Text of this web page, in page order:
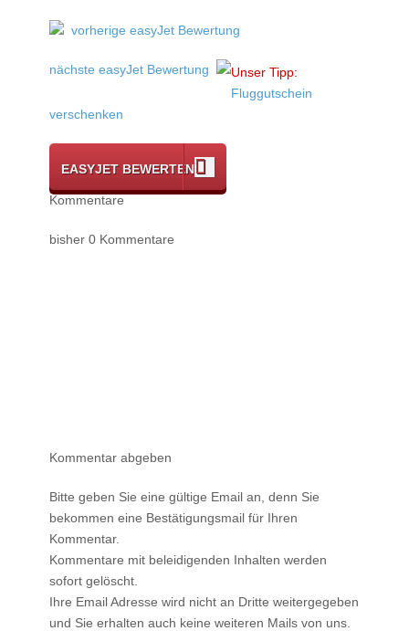
vorherige easyJet Bewertung
nächste easyJet Bewertung
Unser Tipp:
Fluggutschein
verschenken
EASYJET BEWERTEN
Kommentare
bisher 0 Kommentare
Kommentar abgeben
Bitte geben Sie eine gültige Email an, denn Sie
bekommen eine Bestätigungsmail für Ihren
Kommentar.
Kommentare mit beleidigenden Inhalten werden
sofort gelöscht.
Ihre Email Adresse wird nicht an Dritte weitergegeben
und Sie erhalten auch keine weiteren Mails von uns.